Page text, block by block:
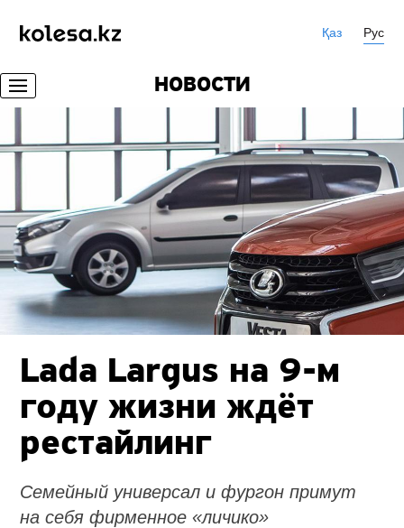
Қаз Рус
НОВОСТИ
Lada Largus на 9-м
году жизни ждёт
рестайлинг
Семейный универсал и фургон примут
на себя фирменное «личико»